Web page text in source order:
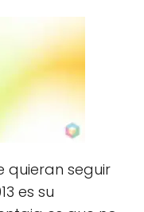
quieran seguir
es su